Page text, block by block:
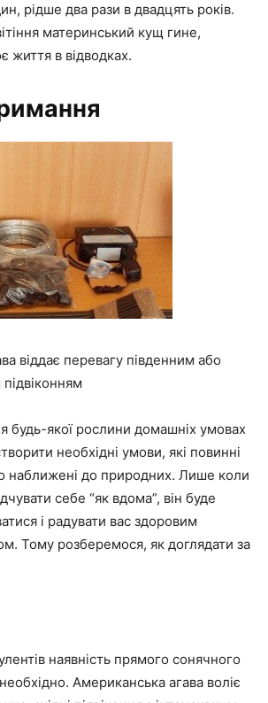
рідше два рази в двадцять років.
материнський кущ гине,
життя в відводках.
віддає перевагу південним або
будь-якої рослини домашніх умовах
необхідні умови, які повинні
наближені до природних. Лише коли
себе “як вдома”, він буде
і радувати вас здоровим
Тому розберемося, як доглядати за
наявність прямого сонячного
Американська агава воліє